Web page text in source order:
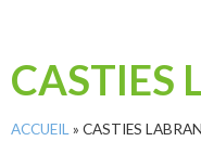
CASTIES
ACCUEIL » CASTIES